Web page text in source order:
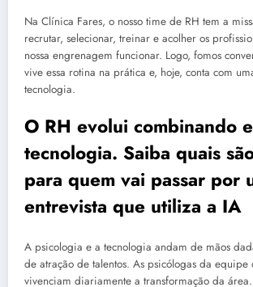
Na Clínica Fares, o nosso time de RH tem a
recrutar, selecionar, treinar e acolher os
nossa engrenagem funcionar. Logo, fomos
vive essa rotina na prática e, hoje, conta com
tecnologia.
O RH evolui combinando
tecnologia. Saiba quais
para quem vai passar por
entrevista que utiliza a IA
A psicologia e a tecnologia andam de mãos
de atração de talentos. As psicólogas da equipe
vivenciam diariamente a transformação da área.